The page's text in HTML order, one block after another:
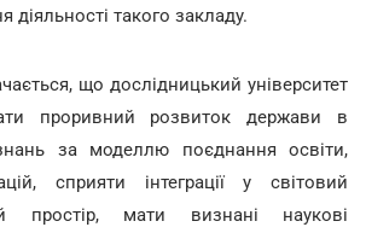
діяльності такого закладу.
що дослідницький університет
проривний розвиток держави в
за моделлю поєднання освіти,
сприяти інтеграції у світовий
простір, мати визнані наукові